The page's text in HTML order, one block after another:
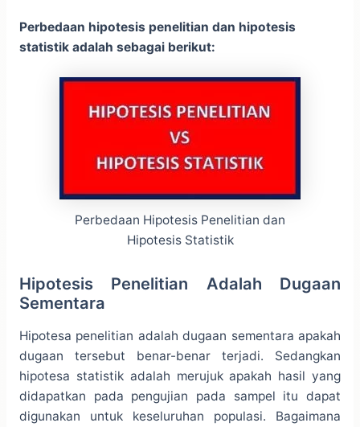
Perbedaan hipotesis penelitian dan hipotesis
statistik adalah sebagai berikut:
Perbedaan Hipotesis Penelitian dan
Hipotesis Statistik
Hipotesis Penelitian Adalah Dugaan
Sementara
Hipotesa penelitian adalah dugaan sementara apakah
dugaan tersebut benar-benar terjadi. Sedangkan
hipotesa statistik adalah merujuk apakah hasil yang
didapatkan pada pengujian pada sampel itu dapat
digunakan untuk keseluruhan populasi. Bagaimana